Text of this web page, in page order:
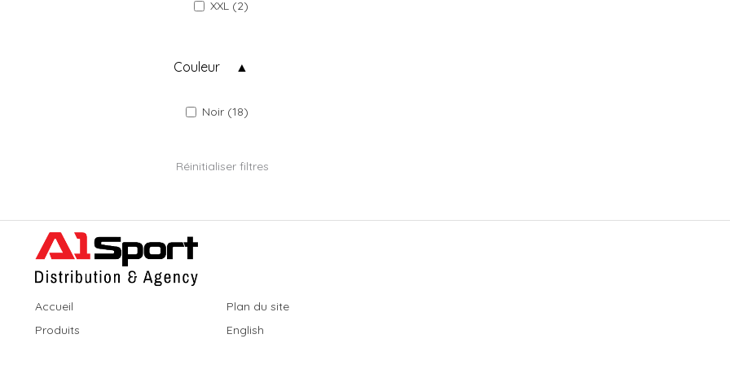
XXL (2)
Couleur
Noir (18)
Réinitialiser filtres
Accueil
Produits
Plan du site
English